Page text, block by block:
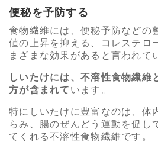
便秘を予防する
食物繊維には、便秘予防などの
値の上昇を抑える、コレステロ
まざまな効果があると言われて
しいたけには、不溶性食物繊維
方が含まれて います。
特にしいたけに豊富なのは、体
らみ、腸のぜんどう運動を促し
てくれる不溶性食物繊維です。